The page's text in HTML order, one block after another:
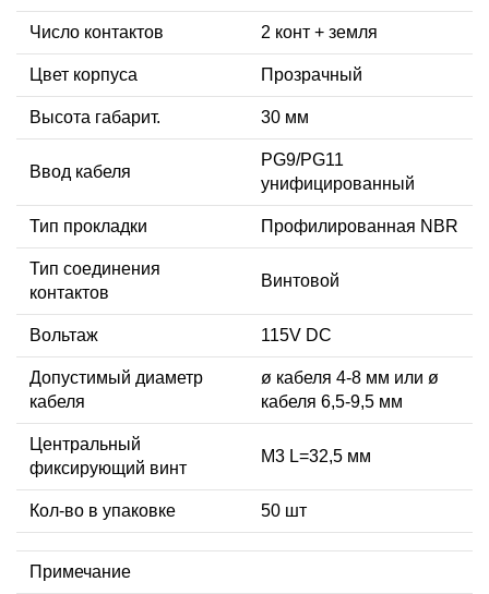
Число контактов 2 конт + земля
Цвет корпуса Прозрачный
Высота габарит. 30 мм
Ввод кабеля
PG9/PG11
унифицированный
Тип прокладки Профилированная NBR
Тип соединения
контактов
Винтовой
Вольтаж 115V DC
Допустимый диаметр
кабеля
ø кабеля 4-8 мм или ø
кабеля 6,5-9,5 мм
Центральный
фиксирующий винт
М3 L=32,5 мм
Кол-во в упаковке 50 шт
Примечание